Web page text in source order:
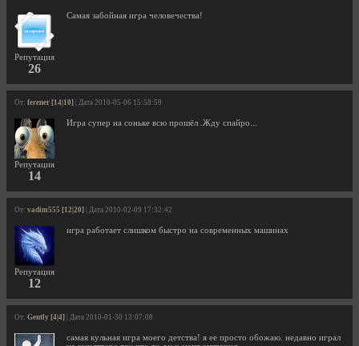
Репутация
26
Самая забойная игра человечества!
От: ferener [14|10] | Дата 2010-05-06 15:58:59
Репутация
14
Игра супер на соньке всю прошёл .Жду спайро...
От: vadim555 [12|20] | Дата 2010-02-09 17:32:42
Репутация
12
игра работает слишком быстро на современных машинах
От: Gently [4|4] | Дата 2010-01-30 13:07:08
самая кульная игра моего детства! я ее просто обожаю. недавно играл